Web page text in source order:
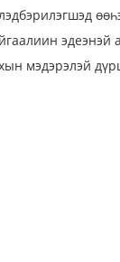
эдеэнэй
мэдэрэлэй